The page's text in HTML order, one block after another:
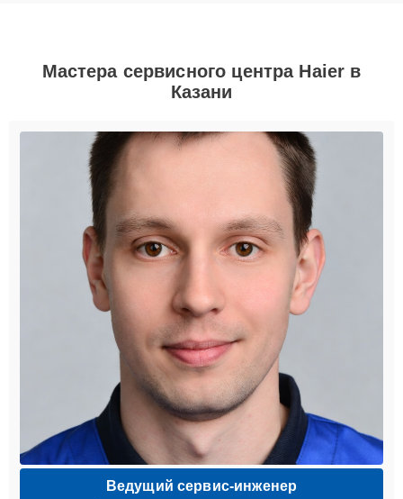
Мастера сервисного центра Haier в
Казани
Ведущий сервис-инженер